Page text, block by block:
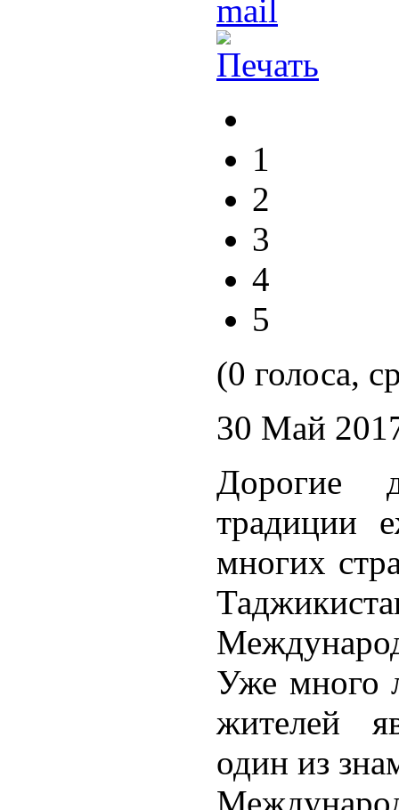
1
2
3
4
5
(0 голоса,
30 Май
Дорогие
традиции
многих
Уже много
жителей
один из